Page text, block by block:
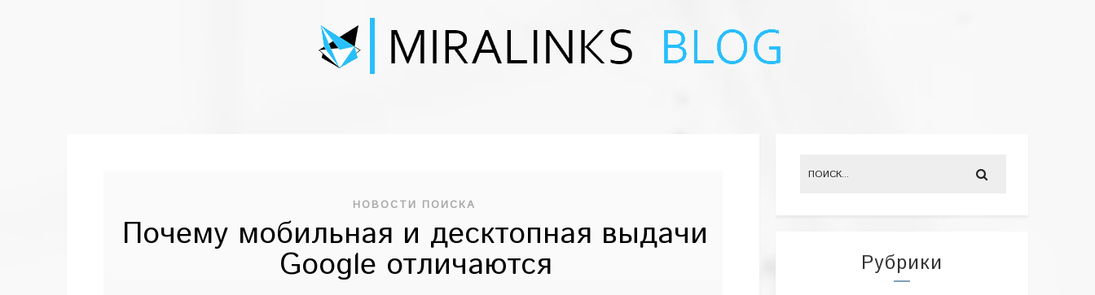
НОВОСТИ ПОИСКА
Почему мобильная и десктопная выдачи
Google отличаются Рубрики